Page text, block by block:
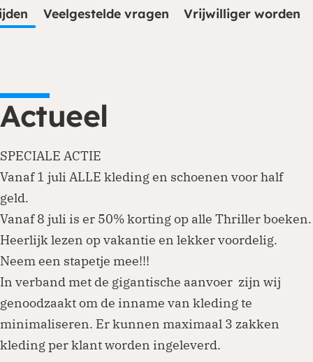
Veelgestelde vragen Vrijwilliger worden
Actueel
SPECIALE ACTIE
Vanaf 1 juli ALLE kleding en schoenen voor half
geld.
Vanaf 8 juli is er 50% korting op alle Thriller boeken.
Heerlijk lezen op vakantie en lekker voordelig.
Neem een stapetje mee!!!
In verband met de gigantische aanvoer zijn wij
genoodzaakt om de inname van kleding te
minimaliseren. Er kunnen maximaal 3 zakken
kleding per klant worden ingeleverd.